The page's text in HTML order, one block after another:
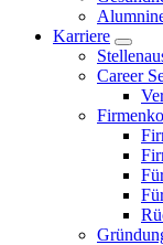
Karriere
Career